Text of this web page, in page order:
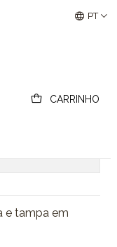
CARRINHO
Colecionismo e PT
e tampa em